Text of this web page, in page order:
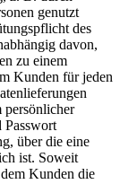
genutzt
des
davon,
zu einem
Kunden für jeden
Passwort
über die eine
ist. Soweit
Kunden die